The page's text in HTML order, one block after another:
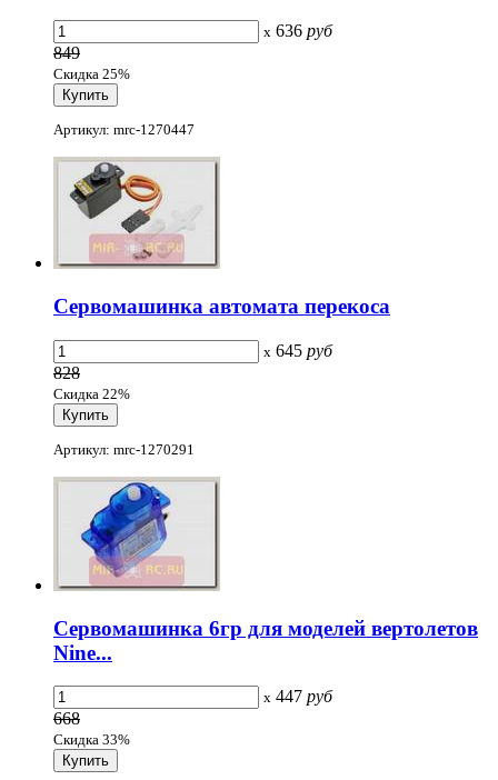
x 636 руб
849
Скидка 25%
Артикул: mrc-1270447
Сервомашинка автомата перекоса
x 645 руб
828
Скидка 22%
Артикул: mrc-1270291
Сервомашинка 6гр для моделей вертолетов
Nine...
x 447 руб
668
Скидка 33%